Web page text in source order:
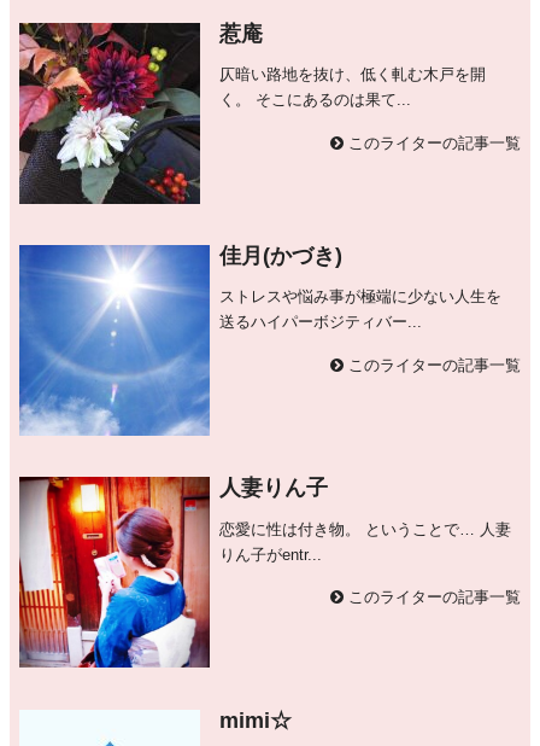
惹庵
仄暗い路地を抜け、低く軋む木戸を開
く。 そこにあるのは果て...
このライターの記事一覧
佳月(かづき)
ストレスや悩み事が極端に少ない人生を
送るハイパーボジティバー...
このライターの記事一覧
人妻りん子
恋愛に性は付き物。 ということで… 人妻
りん子がentr...
このライターの記事一覧
mimi☆